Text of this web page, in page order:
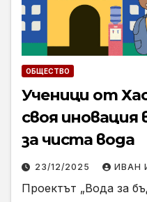
ОБЩЕСТВО
Ученици от
своя иновация
за чиста вода
23/12/2025 ИВАН
Проектът „Вода за